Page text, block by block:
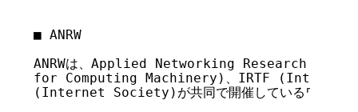
■ ANRW
ANRWは、Applied Networking Research
for Computing Machinery)、IRTF (Internet
(Internet Society)が共同で開催しているワークシ